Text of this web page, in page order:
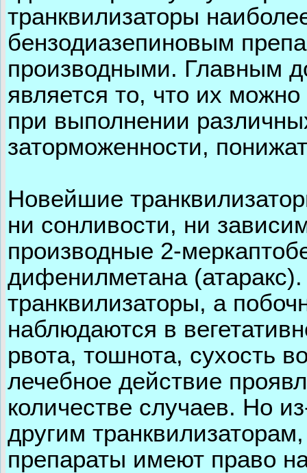
транквилизаторы
бензодиазепиновым
производными. Главным
является то, что их
при выполнении
заторможенности,
Новейшие
ни сонливости, ни
производные 2-
дифенилметана
транквилизаторы, а
наблюдаются в
рвота, тошнота, сухость
лечебное действие
количестве случаев. Но
другим
препараты имеют право